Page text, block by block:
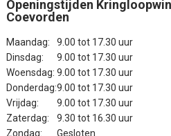
Openingstijden
Coevorden
Maandag:
9.00 tot 17.30 uur
Dinsdag:
9.00 tot 17.30 uur
Woensdag: 9.00 tot 17.30 uur
Donderdag:9.00 tot 17.30 uur
Vrijdag:
9.00 tot 17.30 uur
Zaterdag:
9.30 tot 16.30 uur
Zondag:
Gesloten